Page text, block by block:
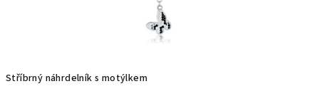
Stříbrný náhrdelník s motýlkem